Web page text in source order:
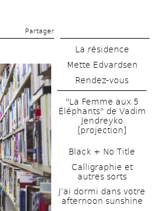
Partager
La résidence
Mette Edvardsen
Rendez-vous
"La Femme aux 5
Éléphants" de Vadim
Jendreyko
[projection]
Black + No Title
Calligraphie et
autres sorts
J’ai dormi dans votre
afternoon sunshine